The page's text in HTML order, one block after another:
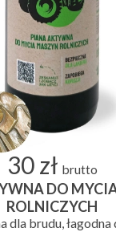
30 zł brutto
DO
ROLNICZYCH
dla brudu, łagodna